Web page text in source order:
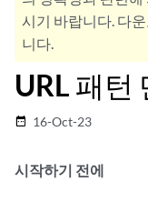
시기 바랍니다. 다
니다.
URL 패턴
date_range 16-Oct-23
시작하기 전에